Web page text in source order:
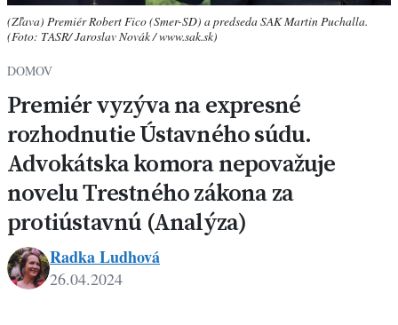
(Zľava) Premiér Robert Fico (Smer-SD) a predseda SAK Martin Puchalla.
(Foto: TASR/ Jaroslav Novák / www.sak.sk)
DOMOV
Premiér vyzýva na expresné
rozhodnutie Ústavného súdu.
Advokátska komora nepovažuje
novelu Trestného zákona za
protiústavnú (Analýza)
Radka Ludhová
26.04.2024